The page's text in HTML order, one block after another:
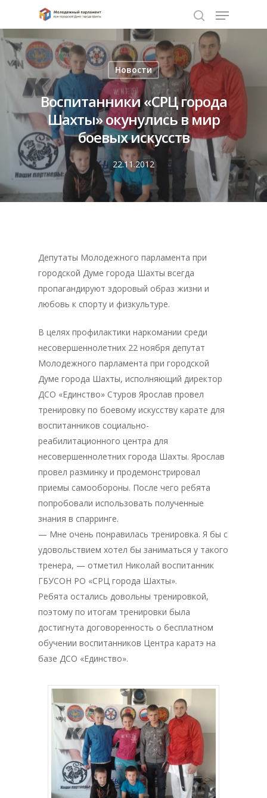
Нажмите Enter для поиска или ESC чтобы
закрыть
Новости
Воспитанники «СРЦ города
Шахты» окунулись в мир
боевых искусств
22.11.2012
Депутаты Молодежного парламента при
городской Думе города Шахты всегда
пропагандируют здоровый образ жизни и
любовь к спорту и физкультуре.
В целях профилактики наркомании среди
несовершеннолетних 22 ноября депутат
Молодежного парламента при городской
Думе города Шахты, исполняющий директор
ДСО «Единство» Стуров Ярослав провел
тренировку по боевому искусству карате для
воспитанников социально-
реабилитационного центра для
несовершеннолетних города Шахты. Ярослав
провел разминку и продемонстрировал
приемы самообороны. После чего ребята
попробовали использовать полученные
знания в спарринге.
— Мне очень понравилась тренировка. Я бы с
удовольствием хотел бы заниматься у такого
тренера, — отметил Николай воспитанник
ГБУСОН РО «СРЦ города Шахты».
Ребята остались довольны тренировкой,
поэтому по итогам тренировки была
достигнута договоренность о бесплатном
обучении воспитанников Центра каратэ на
базе ДСО «Единство».